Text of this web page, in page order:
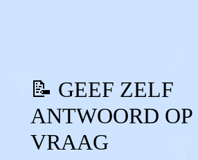
📝 GEEF ZELF
ANTWOORD
VRAAG